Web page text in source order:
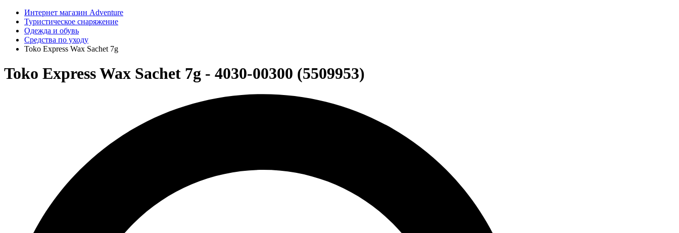
Интернет магазин Adventure
Туристическое снаряжение
Одежда и обувь
Средства по уходу
Toko Express Wax Sachet 7g
Toko Express Wax Sachet 7g - 4030-00300 (5509953)